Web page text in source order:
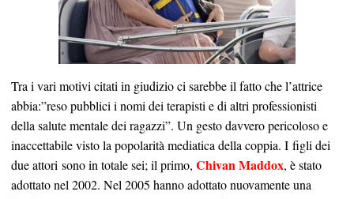
Tra i vari motivi citati in giudizio ci sarebbe il fatto che l’attrice
abbia:”reso pubblici i nomi dei terapisti e di altri professionisti
della salute mentale dei ragazzi”. Un gesto davvero pericoloso e
inaccettabile visto la popolarità mediatica della coppia. I figli dei
due attori sono in totale sei; il primo, Chivan Maddox, è stato
adottato nel 2002. Nel 2005 hanno adottato nuovamente una